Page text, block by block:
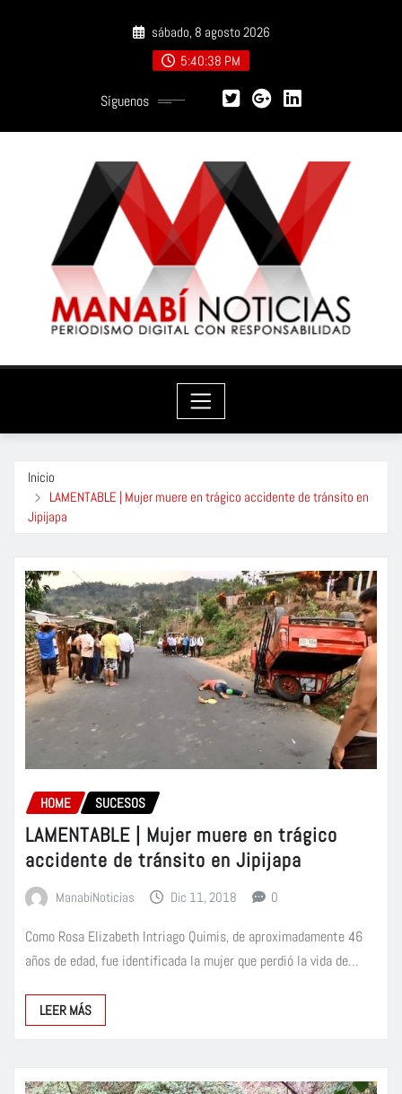
sábado, 8 agosto 2026
5:40:39 PM
Síguenos
Inicio
LAMENTABLE | Mujer muere en trágico accidente de tránsito en
Jipijapa
HOME SUCESOS
LAMENTABLE | Mujer muere en trágico
accidente de tránsito en Jipijapa
ManabiNoticias Dic 11, 2018 0
Como Rosa Elizabeth Intriago Quimis, de aproximadamente 46
años de edad, fue identificada la mujer que perdió la vida de…
LEER MÁS